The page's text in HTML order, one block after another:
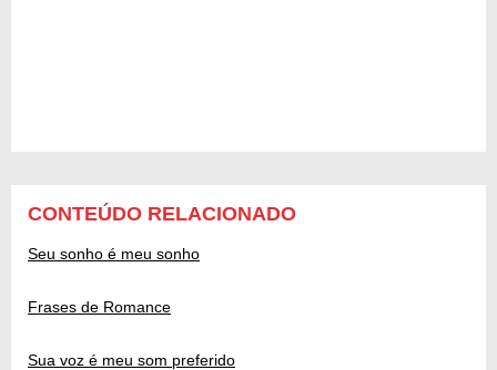
CONTEÚDO RELACIONADO
Seu sonho é meu sonho
Frases de Romance
Sua voz é meu som preferido